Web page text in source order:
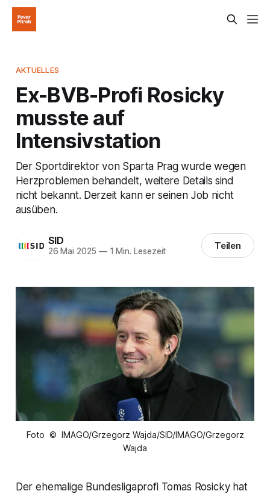
AKTUELLES
Ex-BVB-Profi Rosicky
musste auf
Intensivstation
Der Sportdirektor von Sparta Prag wurde wegen
Herzproblemen behandelt, weitere Details sind
nicht bekannt. Derzeit kann er seinen Job nicht
ausüben.
SID
26 Mai 2025 —1 Min. Lesezeit Teilen
Foto © IMAGO/Grzegorz Wajda/SID/IMAGO/Grzegorz
Wajda
Der ehemalige Bundesligaprofi Tomas Rosicky hat